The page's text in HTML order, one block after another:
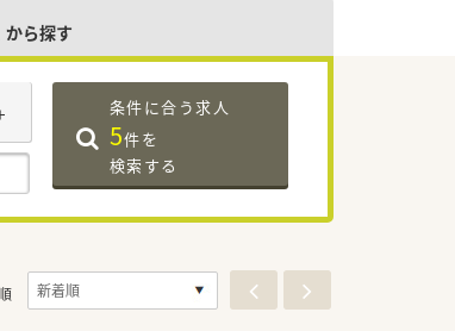
から探す
条件に合う求人
5件を
検索する